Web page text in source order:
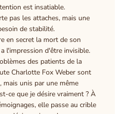
est insatiable.
pas les attaches, mais une
de stabilité.
en secret la mort de son
l'impression d'être invisible.
des patients de la
Charlotte Fox Weber sont
unis par une même
ce que je désire vraiment ? À
elle passe au crible